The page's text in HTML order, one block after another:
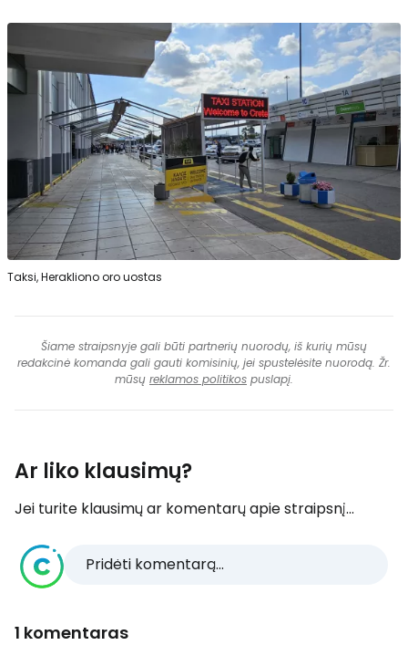
Taksi, Herakliono oro uostas
Šiame straipsnyje gali būti partnerių nuorodų, iš kurių mūsų
redakcinė komanda gali gauti komisinių, jei spustelėsite nuorodą. Žr.
mūsų reklamos politikos puslapį.
Ar liko klausimų?
Jei turite klausimų ar komentarų apie straipsnį...
Pridėti komentarą...
1 komentaras